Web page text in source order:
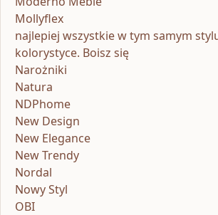
Mollyflex
najlepiej wszystkie w tym samym
kolorystyce. Boisz się
Narożniki
Natura
NDPhome
New Design
New Elegance
New Trendy
Nordal
Nowy Styl
OBI